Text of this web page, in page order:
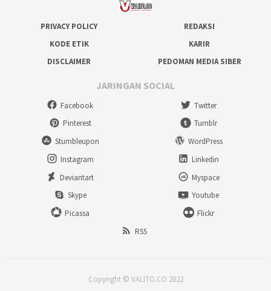
PRIVACY POLICY
REDAKSI
KODE ETIK
KARIR
DISCLAIMER
PEDOMAN MEDIA SIBER
JARINGAN SOCIAL
Facebook
Twitter
Pinterest
Tumblr
Stumbleupon
WordPress
Instagram
Linkedin
Deviantart
Myspace
Skype
Youtube
Picassa
Flickr
RSS
Copyright © VALITO.CO 2022